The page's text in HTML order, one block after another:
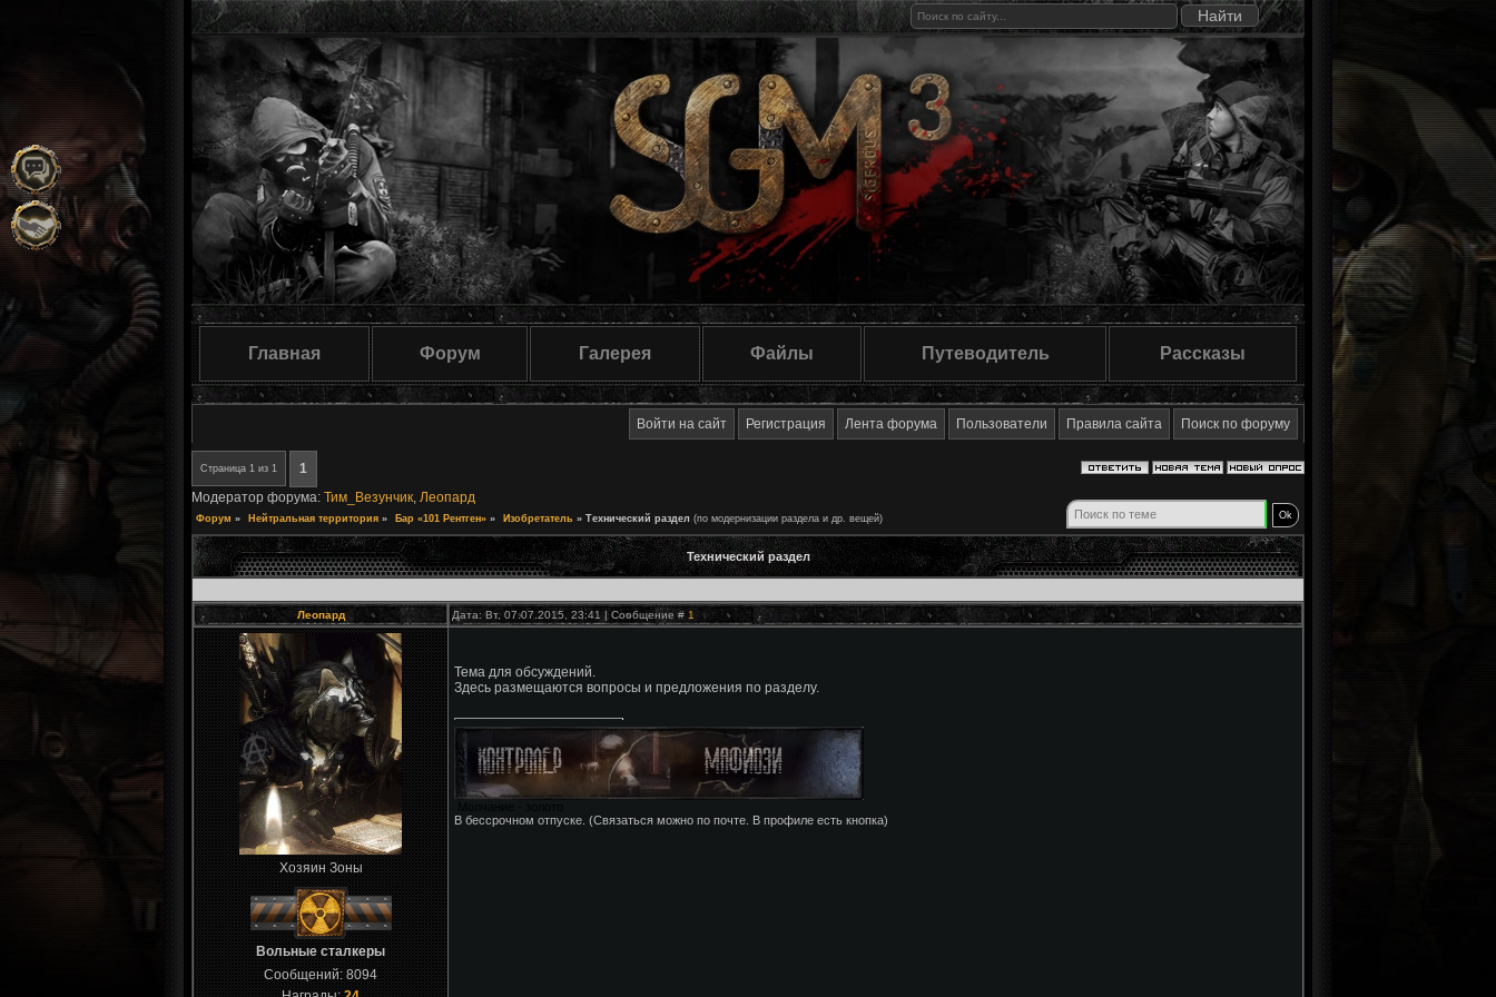
Главная Форум Галерея Файлы Путеводитель Рассказы
Войти на сайт Регистрация Лента форума Пользователи Правила сайта Поиск по форуму
Страница 1 из 1
1
Модератор форума: Тим_Везунчик, Леопард
Форум » Нейтральная территория » Бар «101 Рентген» » Изобретатель » Технический раздел (по модернизации раздела и др. вещей)
Технический раздел
Леопард Дата: Вт, 07.07.2015, 23:41 | Сообщение # 1
Хозяин Зоны
Вольные сталкеры
Сообщений: 8094
Тема для обсуждений.
Здесь размещаются вопросы и предложения по разделу.
В бессрочном отпуске. (Связаться можно по почте. В профиле есть кнопка)